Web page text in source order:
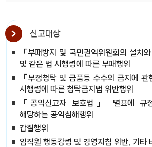
신고대상
「부패방지 및 국민권익위원회의 설치
및 같은 법 시행령에 따른 부패행위
「부정청탁 및 금품등 수수의 금지에
시행령에 따른 청탁금지법 위반행위
「공익신고자 보호법」 별표에 규
해당하는 공익침해행위
갑질행위
임직원 행동강령 및 경영지침 위반, 기타